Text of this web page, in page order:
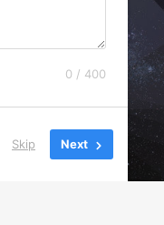
0 / 400
Skip Next